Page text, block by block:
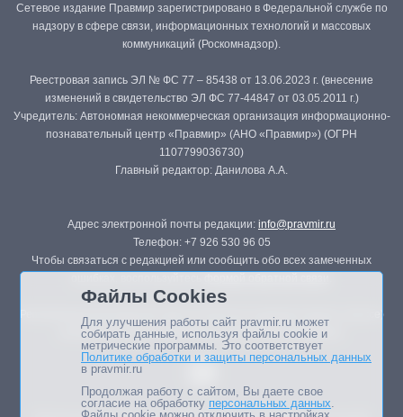
Сетевое издание Правмир зарегистрировано в Федеральной службе по
надзору в сфере связи, информационных технологий и массовых
коммуникаций (Роскомнадзор).
Реестровая запись ЭЛ № ФС 77 – 85438 от 13.06.2023 г. (внесение
изменений в свидетельство ЭЛ ФС 77-44847 от 03.05.2011 г.)
Учредитель: Автономная некоммерческая организация информационно-
познавательный центр «Правмир» (АНО «Правмир») (ОГРН
1107799036730)
Главный редактор: Данилова А.А.
Адрес электронной почты редакции: info@pravmir.ru
Телефон: +7 926 530 96 05
Чтобы связаться с редакцией или сообщить обо всех замеченных
Републикация материалов сайта в печатных изданиях (книгах, прессе)
возможна только с письменного разрешения редакции.
Файлы Cookies
Для улучшения работы сайт pravmir.ru может
собирать данные, используя файлы cookie и
метрические программы. Это соответствует
Политике обработки и защиты персональных данных
в pravmir.ru
Продолжая работу с сайтом, Вы даете свое
согласие на обработку персональных данных.